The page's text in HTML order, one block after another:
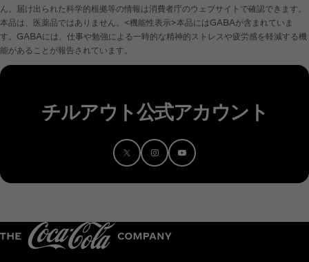
ん。届け出られた科学的根拠等の情報は消費者庁のウェブサイトで確認できます。
本品は、医薬品ではありません。<機能性表示>本品にはGABAが含まれていま
す。GABAには、仕事や勉強による一時的な精神的ストレスや疲労感を軽減する機
能があることが報告されています。
チルアウト公式アカウント